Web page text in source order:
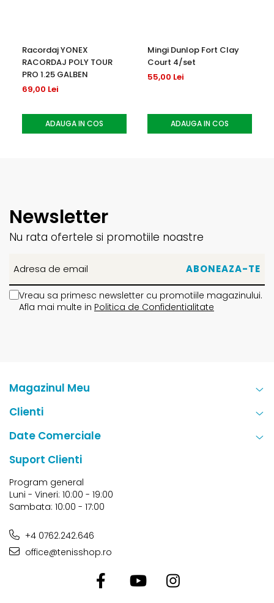
Racordaj YONEX
RACORDAJ POLY TOUR
PRO 1.25 GALBEN
69,00 Lei
ADAUGA IN COS
Mingi Dunlop Fort Clay
Court 4/set
55,00 Lei
ADAUGA IN COS
Newsletter
Nu rata ofertele si promotiile noastre
Vreau sa primesc newsletter cu promotiile magazinului.
Afla mai multe in Politica de Confidentialitate
Magazinul Meu
Clienti
Date Comerciale
Suport Clienti
Program general
Luni - Vineri: 10:00 - 19:00
Sambata: 10:00 - 17:00
+4 0762.242.646
office@tenisshop.ro